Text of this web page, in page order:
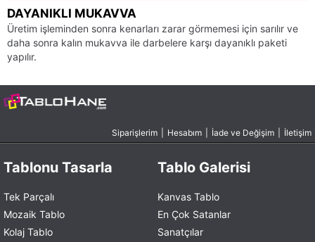
DAYANIKLI MUKAVVA
Üretim işleminden sonra kenarları zarar görmemesi için sarılır ve
daha sonra kalın mukavva ile darbelere karşı dayanıklı paketi
yapılır.
Siparişlerim Hesabım İade ve Değişim İletişim
Tablonu Tasarla
Tek Parçalı
Mozaik Tablo
Kolaj Tablo
Tablo Galerisi
Kanvas Tablo
En Çok Satanlar
Sanatçılar